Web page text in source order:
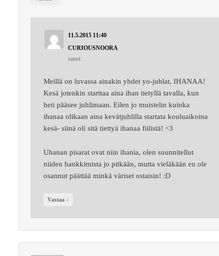
11.5.2015 11:40
CURIOUSNOORA
sanoi:
Meillä on luvassa ainakin yhdet yo-juhlat, IHANAA!
Kesä jotenkin starttaa aina ihan tietyllä tavalla, kun
heti pääsee juhlimaan. Eilen jo muistelin kuinka
ihanaa olikaan aina kevätjuhlilla startata kouluaikoina
kesä- siinä oli sitä tiettyä ihanaa fiilistä! <3
Uhanan pisarat ovat niin ihania, olen suunnitellut
niiden hankkimista jo pitkään, mutta vieläkään en ole
osannut päättää minkä väriset ostaisin! :D
Vastaa ↓